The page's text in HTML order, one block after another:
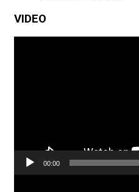
VIDEO
00:00